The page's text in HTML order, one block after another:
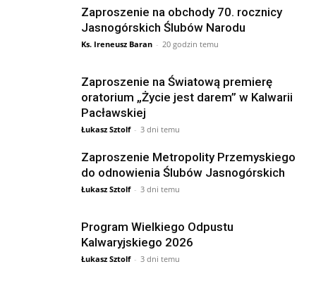
Zaproszenie na obchody 70. rocznicy
Jasnogórskich Ślubów Narodu
Ks. Ireneusz Baran - 20 godzin temu
Zaproszenie na Światową premierę
oratorium „Życie jest darem” w Kalwarii
Pacławskiej
Łukasz Sztolf - 3 dni temu
Zaproszenie Metropolity Przemyskiego
do odnowienia Ślubów Jasnogórskich
Łukasz Sztolf - 3 dni temu
Program Wielkiego Odpustu
Kalwaryjskiego 2026
Łukasz Sztolf - 3 dni temu